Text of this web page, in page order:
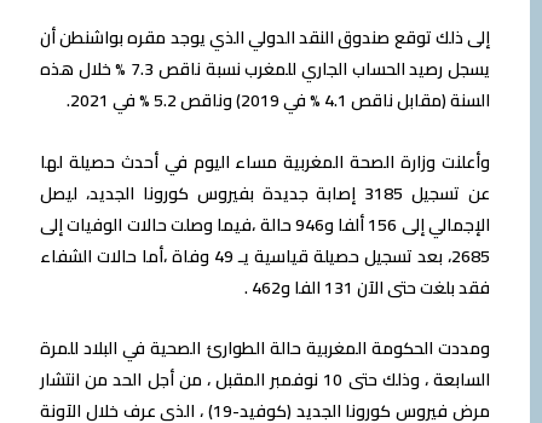
إلى ذلك توقع صندوق النقد الدولي الذي يوجد مقره بواشنطن أن
يسجل رصيد الحساب الجاري للمغرب نسبة ناقص 7.3 % خلال هذه
السنة (مقابل ناقص 4.1 % في 2019) وناقص 5.2 % في 2021.
وأعلنت وزارة الصحة المغربية مساء اليوم في أحدث حصيلة لها
عن تسجيل 3185 إصابة جديدة بفيروس كورونا الجديد، ليصل
الإجمالي إلى 156 ألفا و946 حالة ،فيما وصلت حالات الوفيات إلى
2685، بعد تسجيل حصيلة قياسية يـ 49 وفاة ،أما حالات الشفاء
فقد بلغت حتى الآن 131 الفا و462 .
ومددت الحكومة المغربية حالة الطوارئ الصحية في البلاد للمرة
السابعة ، وذلك حتى 10 نوفمبر المقبل ، من أجل الحد من انتشار
مرض فيروس كورونا الجديد (كوفيد-19) ، الذي عرف خلال الآونة